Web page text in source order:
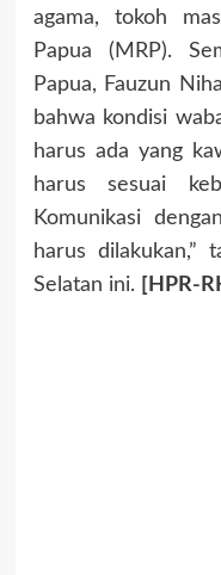
agama, tokoh
Papua (MRP).
Papua, Fauzun
bahwa kondisi
harus ada yang
harus sesuai
Komunikasi
harus dilakukan,”
Selatan ini.
[HPR-